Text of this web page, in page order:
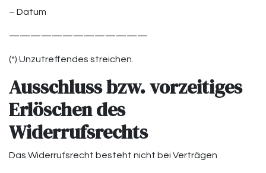
– Datum
—————————————
(*) Unzutreffendes streichen.
Ausschluss bzw. vorzeitiges
Erlöschen des
Widerrufsrechts
Das Widerrufsrecht besteht nicht bei Verträgen